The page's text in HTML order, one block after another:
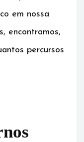
em nossa
encontramos,
percursos